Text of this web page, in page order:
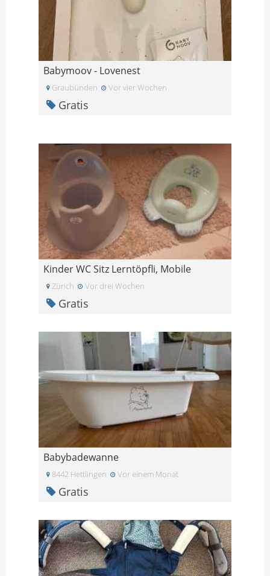
Babymoov - Lovenest
Graubünden Vor vier Wochen
Gratis
Kinder WC Sitz Lerntöpfli, Mobile
Zürich Vor drei Wochen
Gratis
Babybadewanne
8442 Hettlingen Vor einem Monat
Gratis